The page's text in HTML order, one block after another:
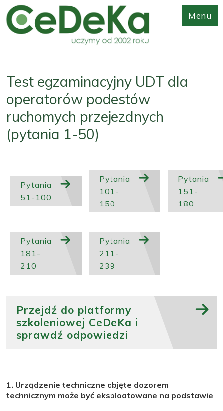
Menu
Test egzaminacyjny UDT dla
operatorów podestów
ruchomych przejezdnych
(pytania 1-50)
Pytania
51-100
Pytania
101-
150
Pytania
151-
180
Pytania
181-
210
Pytania
211-
239
Przejdź do platformy
szkoleniowej CeDeKa i
sprawdź odpowiedzi
1. Urządzenie techniczne objęte dozorem
technicznym może być eksploatowane na podstawie